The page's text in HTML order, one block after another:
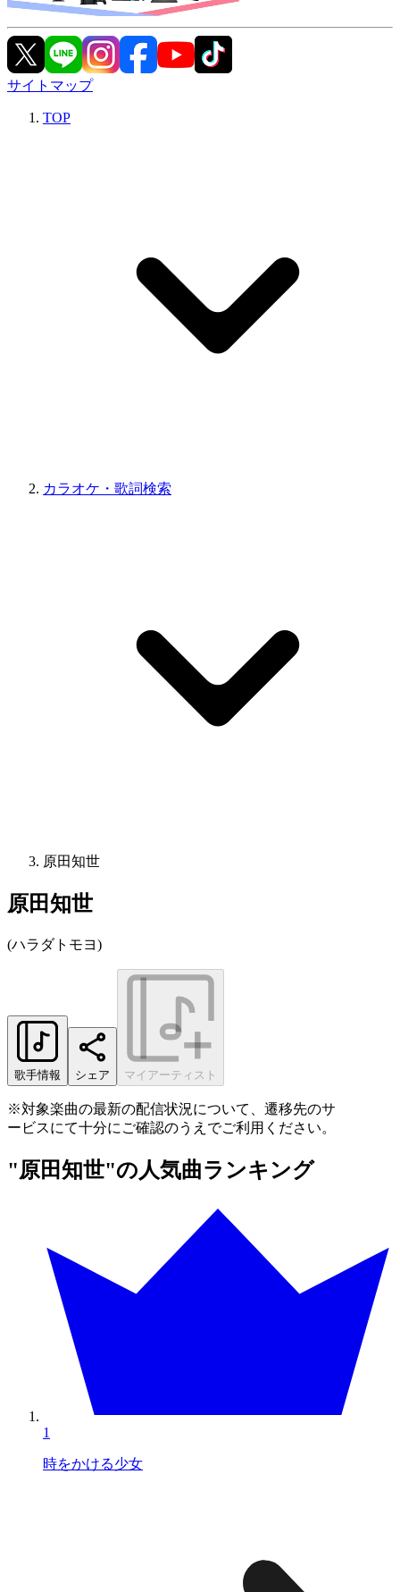
サイトマップ
TOP
カラオケ・歌詞検索
原田知世
原田知世
(ハラダトモヨ)
歌手情報 シェア マイアーティスト
※対象楽曲の最新の配信状況について、遷移先のサ
ービスにて十分にご確認のうえでご利用ください。
"原田知世"の人気曲ランキング
1
時をかける少女